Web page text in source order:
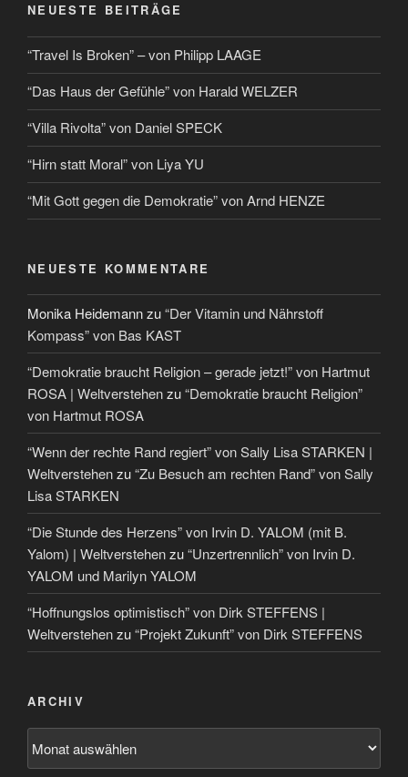
NEUESTE BEITRÄGE
“Travel Is Broken” – von Philipp LAAGE
“Das Haus der Gefühle” von Harald WELZER
“Villa Rivolta” von Daniel SPECK
“Hirn statt Moral” von Liya YU
“Mit Gott gegen die Demokratie” von Arnd HENZE
NEUESTE KOMMENTARE
Monika Heidemannzu“Der Vitamin und Nährstoff
Kompass” von Bas KAST
“Demokratie braucht Religion – gerade jetzt!” von Hartmut
ROSA | Weltverstehenzu“Demokratie braucht Religion”
von Hartmut ROSA
“Wenn der rechte Rand regiert” von Sally Lisa STARKEN |
Weltverstehenzu“Zu Besuch am rechten Rand” von Sally
Lisa STARKEN
“Die Stunde des Herzens” von Irvin D. YALOM (mit B.
Yalom) | Weltverstehenzu“Unzertrennlich” von Irvin D.
YALOM und Marilyn YALOM
“Hoffnungslos optimistisch” von Dirk STEFFENS |
Weltverstehenzu“Projekt Zukunft” von Dirk STEFFENS
ARCHIV